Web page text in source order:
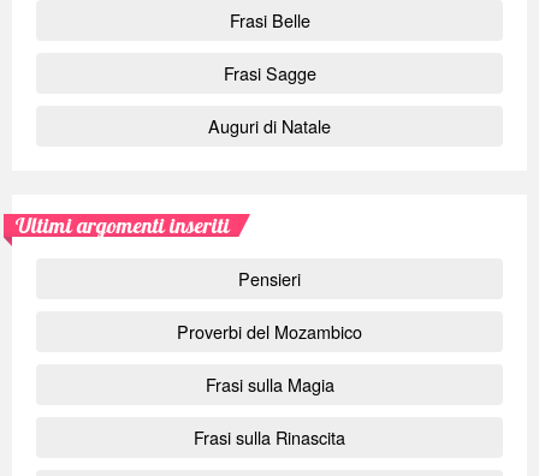
Frasi Belle
Frasi Sagge
Auguri di Natale
Ultimi argomenti inseriti
Pensieri
Proverbi del Mozambico
Frasi sulla Magia
Frasi sulla Rinascita